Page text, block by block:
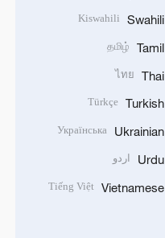
Swahili
Kiswahili
Tamil
தமிழ்
Thai
ไทย
Turkish
Türkçe
Ukrainian
Українська
Urdu اردو
Vietnamese
Tiếng Việt